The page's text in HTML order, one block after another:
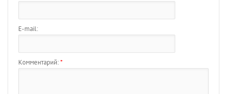
E-mail:
Комментарий:*